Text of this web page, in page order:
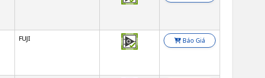
FUJI Báo Giá